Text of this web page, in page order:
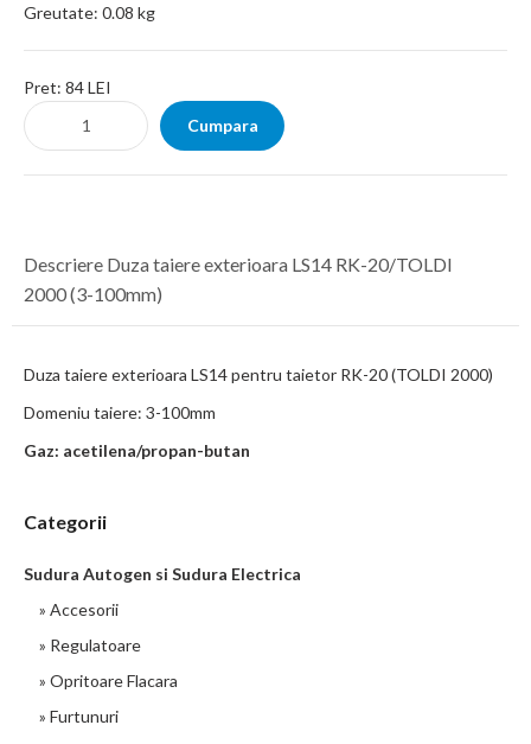
Greutate: 0.08 kg
Pret: 84 LEI
Descriere Duza taiere exterioara LS14 RK-20/TOLDI
2000 (3-100mm)
Duza taiere exterioara LS14 pentru taietor RK-20 (TOLDI 2000)
Domeniu taiere: 3-100mm
Gaz: acetilena/propan-butan
Categorii
Sudura Autogen si Sudura Electrica
» Accesorii
» Regulatoare
» Opritoare Flacara
» Furtunuri